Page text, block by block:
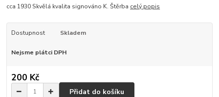
cca 1930 Skvělá kvalita signováno K. Štěrba celý popis
Dostupnost Skladem
Nejsme plátci DPH
200 Kč
Přidat do košíku